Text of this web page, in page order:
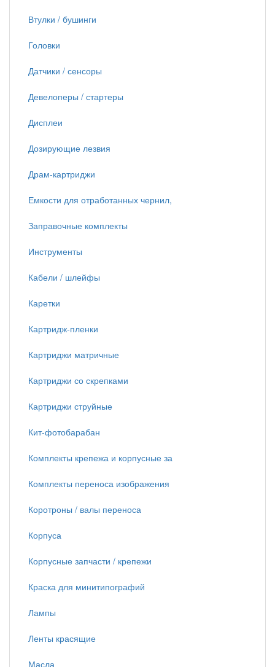
Втулки / бушинги
Головки
Датчики / сенсоры
Девелоперы / стартеры
Дисплеи
Дозирующие лезвия
Драм-картриджи
Емкости для отработанных чернил,
Заправочные комплекты
Инструменты
Кабели / шлейфы
Каретки
Картридж-пленки
Картриджи матричные
Картриджи со скрепками
Картриджи струйные
Кит-фотобарабан
Комплекты крепежа и корпусные за
Комплекты переноса изображения
Коротроны / валы переноса
Корпуса
Корпусные запчасти / крепежи
Краска для минитипографий
Лампы
Ленты красящие
Масла